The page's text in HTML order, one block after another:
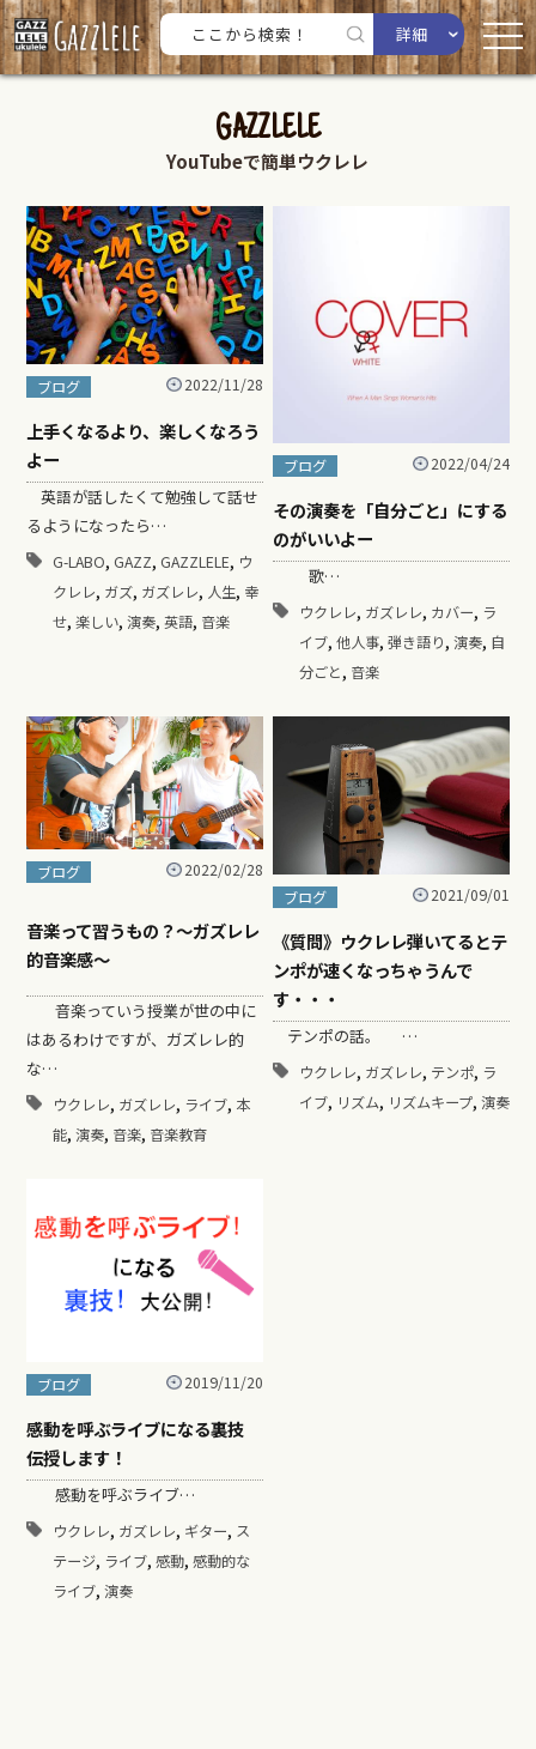
詳細
GAZZLELE
YouTubeで簡単ウクレレ
ブログ 2022/11/28
上手くなるより、楽しくなろう
よー
英語が話したくて勉強して話せ
るようになったら…
G-LABO, GAZZ, GAZZLELE, ウ
クレレ, ガズ, ガズレレ, 人生, 幸
せ, 楽しい, 演奏, 英語, 音楽
ブログ 2022/04/24
その演奏を「自分ごと」にする
のがいいよー
歌…
ウクレレ, ガズレレ, カバー, ラ
イブ, 他人事, 弾き語り, 演奏, 自
分ごと, 音楽
ブログ 2022/02/28
音楽って習うもの？〜ガズレレ
的音楽感〜
音楽っていう授業が世の中に
はあるわけですが、ガズレレ的
な…
ウクレレ, ガズレレ, ライブ, 本
能, 演奏, 音楽, 音楽教育
ブログ 2021/09/01
《質問》ウクレレ弾いてるとテ
ンポが速くなっちゃうんで
す・・・
テンポの話。 …
ウクレレ, ガズレレ, テンポ, ラ
イブ, リズム, リズムキープ, 演奏
ブログ 2019/11/20
感動を呼ぶライブになる裏技
伝授します！
感動を呼ぶライブ…
ウクレレ, ガズレレ, ギター, ス
テージ, ライブ, 感動, 感動的な
ライブ, 演奏